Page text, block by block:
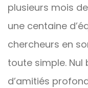
plusieurs mois
une centaine
chercheurs en
toute simple. Nul
d’amitiés